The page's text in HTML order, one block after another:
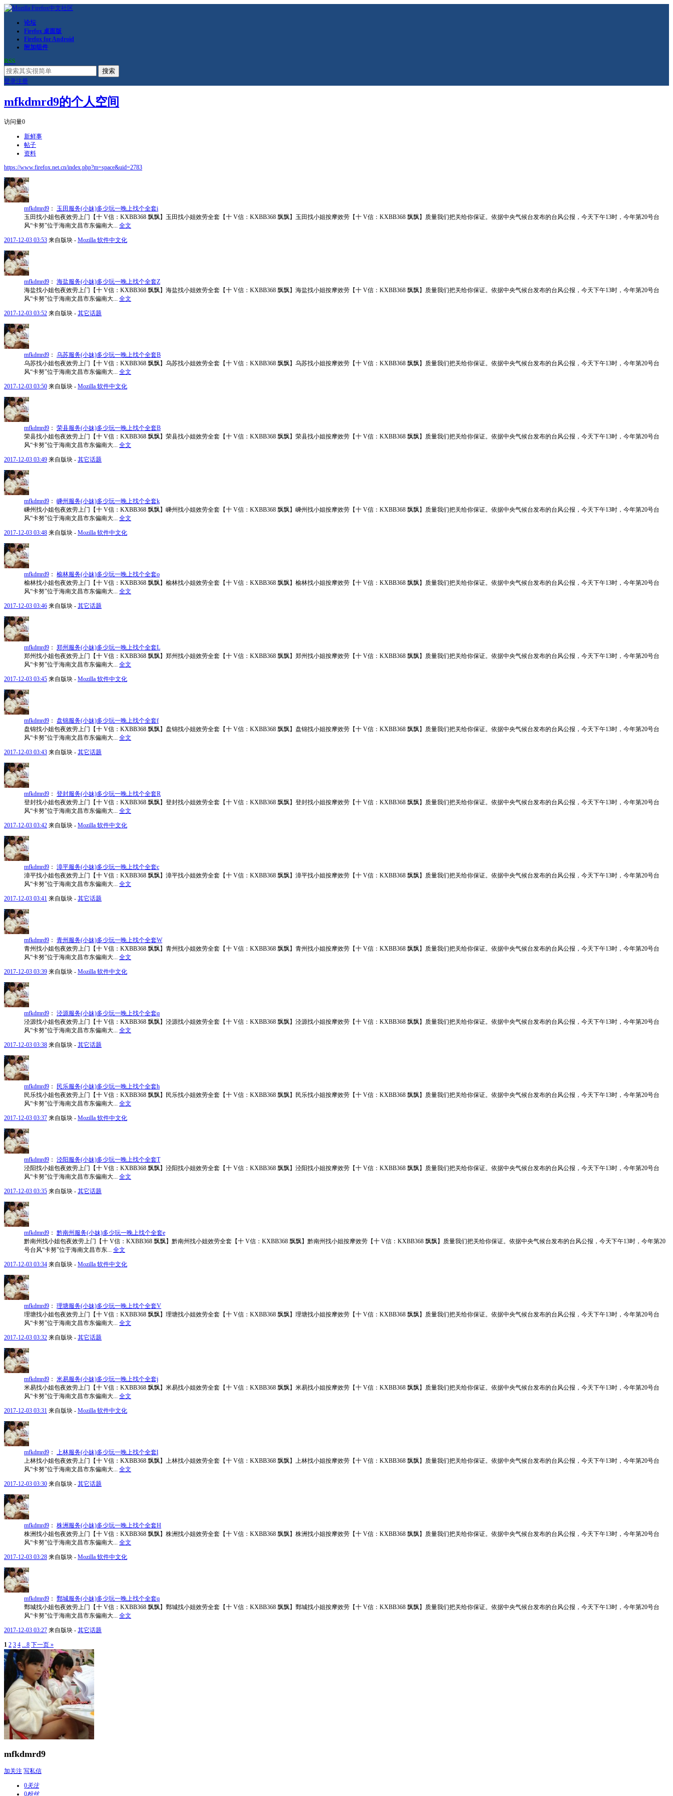
论坛
Firefox 桌面版
Firefox for Android
附加组件
RSS
搜索
登录注册
mfkdmrd9的个人空间
访问量0
新鲜事
帖子
资料
https://www.firefox.net.cn/index.php?m=space&uid=2783
mfkdmrd9 ： 玉田服务(小妹)多少玩一晚上找个全套i
玉田找小姐包夜效劳上门【十 V信：KXBB368 飘飘】玉田找小姐效劳全套【十 V信：KXBB368 飘飘】玉田找小姐按摩效劳【十 V信：KXBB368 飘飘】质量我们把关给你保证。依据中央气候台发布的台风公报，今天下午13时，今年第20号台
风“卡努”位于海南文昌市东偏南大... 全文
2017-12-03 03:53 来自版块 - Mozilla 软件中文化
mfkdmrd9 ： 海盐服务(小妹)多少玩一晚上找个全套Z
海盐找小姐包夜效劳上门【十 V信：KXBB368 飘飘】海盐找小姐效劳全套【十 V信：KXBB368 飘飘】海盐找小姐按摩效劳【十 V信：KXBB368 飘飘】质量我们把关给你保证。依据中央气候台发布的台风公报，今天下午13时，今年第20号台
风“卡努”位于海南文昌市东偏南大... 全文
2017-12-03 03:52 来自版块 - 其它话题
mfkdmrd9 ： 乌苏服务(小妹)多少玩一晚上找个全套B
乌苏找小姐包夜效劳上门【十 V信：KXBB368 飘飘】乌苏找小姐效劳全套【十 V信：KXBB368 飘飘】乌苏找小姐按摩效劳【十 V信：KXBB368 飘飘】质量我们把关给你保证。依据中央气候台发布的台风公报，今天下午13时，今年第20号台
风“卡努”位于海南文昌市东偏南大... 全文
2017-12-03 03:50 来自版块 - Mozilla 软件中文化
mfkdmrd9 ： 荣县服务(小妹)多少玩一晚上找个全套B
荣县找小姐包夜效劳上门【十 V信：KXBB368 飘飘】荣县找小姐效劳全套【十 V信：KXBB368 飘飘】荣县找小姐按摩效劳【十 V信：KXBB368 飘飘】质量我们把关给你保证。依据中央气候台发布的台风公报，今天下午13时，今年第20号台
风“卡努”位于海南文昌市东偏南大... 全文
2017-12-03 03:49 来自版块 - 其它话题
mfkdmrd9 ： 嵊州服务(小妹)多少玩一晚上找个全套k
嵊州找小姐包夜效劳上门【十 V信：KXBB368 飘飘】嵊州找小姐效劳全套【十 V信：KXBB368 飘飘】嵊州找小姐按摩效劳【十 V信：KXBB368 飘飘】质量我们把关给你保证。依据中央气候台发布的台风公报，今天下午13时，今年第20号台
风“卡努”位于海南文昌市东偏南大... 全文
2017-12-03 03:48 来自版块 - Mozilla 软件中文化
mfkdmrd9 ： 榆林服务(小妹)多少玩一晚上找个全套o
榆林找小姐包夜效劳上门【十 V信：KXBB368 飘飘】榆林找小姐效劳全套【十 V信：KXBB368 飘飘】榆林找小姐按摩效劳【十 V信：KXBB368 飘飘】质量我们把关给你保证。依据中央气候台发布的台风公报，今天下午13时，今年第20号台
风“卡努”位于海南文昌市东偏南大... 全文
2017-12-03 03:46 来自版块 - 其它话题
mfkdmrd9 ： 郑州服务(小妹)多少玩一晚上找个全套L
郑州找小姐包夜效劳上门【十 V信：KXBB368 飘飘】郑州找小姐效劳全套【十 V信：KXBB368 飘飘】郑州找小姐按摩效劳【十 V信：KXBB368 飘飘】质量我们把关给你保证。依据中央气候台发布的台风公报，今天下午13时，今年第20号台
风“卡努”位于海南文昌市东偏南大... 全文
2017-12-03 03:45 来自版块 - Mozilla 软件中文化
mfkdmrd9 ： 盘锦服务(小妹)多少玩一晚上找个全套f
盘锦找小姐包夜效劳上门【十 V信：KXBB368 飘飘】盘锦找小姐效劳全套【十 V信：KXBB368 飘飘】盘锦找小姐按摩效劳【十 V信：KXBB368 飘飘】质量我们把关给你保证。依据中央气候台发布的台风公报，今天下午13时，今年第20号台
风“卡努”位于海南文昌市东偏南大... 全文
2017-12-03 03:43 来自版块 - 其它话题
mfkdmrd9 ： 登封服务(小妹)多少玩一晚上找个全套R
登封找小姐包夜效劳上门【十 V信：KXBB368 飘飘】登封找小姐效劳全套【十 V信：KXBB368 飘飘】登封找小姐按摩效劳【十 V信：KXBB368 飘飘】质量我们把关给你保证。依据中央气候台发布的台风公报，今天下午13时，今年第20号台
风“卡努”位于海南文昌市东偏南大... 全文
2017-12-03 03:42 来自版块 - Mozilla 软件中文化
mfkdmrd9 ： 漳平服务(小妹)多少玩一晚上找个全套c
漳平找小姐包夜效劳上门【十 V信：KXBB368 飘飘】漳平找小姐效劳全套【十 V信：KXBB368 飘飘】漳平找小姐按摩效劳【十 V信：KXBB368 飘飘】质量我们把关给你保证。依据中央气候台发布的台风公报，今天下午13时，今年第20号台
风“卡努”位于海南文昌市东偏南大... 全文
2017-12-03 03:41 来自版块 - 其它话题
mfkdmrd9 ： 青州服务(小妹)多少玩一晚上找个全套W
青州找小姐包夜效劳上门【十 V信：KXBB368 飘飘】青州找小姐效劳全套【十 V信：KXBB368 飘飘】青州找小姐按摩效劳【十 V信：KXBB368 飘飘】质量我们把关给你保证。依据中央气候台发布的台风公报，今天下午13时，今年第20号台
风“卡努”位于海南文昌市东偏南大... 全文
2017-12-03 03:39 来自版块 - Mozilla 软件中文化
mfkdmrd9 ： 泾源服务(小妹)多少玩一晚上找个全套q
泾源找小姐包夜效劳上门【十 V信：KXBB368 飘飘】泾源找小姐效劳全套【十 V信：KXBB368 飘飘】泾源找小姐按摩效劳【十 V信：KXBB368 飘飘】质量我们把关给你保证。依据中央气候台发布的台风公报，今天下午13时，今年第20号台
风“卡努”位于海南文昌市东偏南大... 全文
2017-12-03 03:38 来自版块 - 其它话题
mfkdmrd9 ：
民乐服务(小妹)多少玩一晚上找个全套h
民乐找小姐包夜效劳上门【十 V信：KXBB368 飘飘】民乐找小姐效劳全套【十 V信：KXBB368 飘飘】民乐找小姐按摩效劳【十 V信：KXBB368 飘飘】质量我们把关给你保证。依据中央气候台发布的台风公报，今天下午13时，今年第20号台
风“卡努”位于海南文昌市东偏南大... 全文
2017-12-03 03:37 来自版块 - Mozilla 软件中文化
mfkdmrd9 ： 泾阳服务(小妹)多少玩一晚上找个全套T
泾阳找小姐包夜效劳上门【十 V信：KXBB368 飘飘】泾阳找小姐效劳全套【十 V信：KXBB368 飘飘】泾阳找小姐按摩效劳【十 V信：KXBB368 飘飘】质量我们把关给你保证。依据中央气候台发布的台风公报，今天下午13时，今年第20号台
风“卡努”位于海南文昌市东偏南大... 全文
2017-12-03 03:35 来自版块 - 其它话题
mfkdmrd9 ： 黔南州服务(小妹)多少玩一晚上找个全套e
黔南州找小姐包夜效劳上门【十 V信：KXBB368 飘飘】黔南州找小姐效劳全套【十 V信：KXBB368 飘飘】黔南州找小姐按摩效劳【十 V信：KXBB368 飘飘】质量我们把关给你保证。依据中央气候台发布的台风公报，今天下午13时，今年第20
号台风“卡努”位于海南文昌市东... 全文
2017-12-03 03:34 来自版块 - Mozilla 软件中文化
mfkdmrd9 ： 理塘服务(小妹)多少玩一晚上找个全套V
理塘找小姐包夜效劳上门【十 V信：KXBB368 飘飘】理塘找小姐效劳全套【十 V信：KXBB368 飘飘】理塘找小姐按摩效劳【十 V信：KXBB368 飘飘】质量我们把关给你保证。依据中央气候台发布的台风公报，今天下午13时，今年第20号台
风“卡努”位于海南文昌市东偏南大... 全文
2017-12-03 03:32 来自版块 - 其它话题
mfkdmrd9 ： 米易服务(小妹)多少玩一晚上找个全套j
米易找小姐包夜效劳上门【十 V信：KXBB368 飘飘】米易找小姐效劳全套【十 V信：KXBB368 飘飘】米易找小姐按摩效劳【十 V信：KXBB368 飘飘】质量我们把关给你保证。依据中央气候台发布的台风公报，今天下午13时，今年第20号台
风“卡努”位于海南文昌市东偏南大... 全文
2017-12-03 03:31 来自版块 - Mozilla 软件中文化
mfkdmrd9 ： 上林服务(小妹)多少玩一晚上找个全套l
上林找小姐包夜效劳上门【十 V信：KXBB368 飘飘】上林找小姐效劳全套【十 V信：KXBB368 飘飘】上林找小姐按摩效劳【十 V信：KXBB368 飘飘】质量我们把关给你保证。依据中央气候台发布的台风公报，今天下午13时，今年第20号台
风“卡努”位于海南文昌市东偏南大... 全文
2017-12-03 03:30 来自版块 - 其它话题
mfkdmrd9 ： 株洲服务(小妹)多少玩一晚上找个全套H
株洲找小姐包夜效劳上门【十 V信：KXBB368 飘飘】株洲找小姐效劳全套【十 V信：KXBB368 飘飘】株洲找小姐按摩效劳【十 V信：KXBB368 飘飘】质量我们把关给你保证。依据中央气候台发布的台风公报，今天下午13时，今年第20号台
风“卡努”位于海南文昌市东偏南大... 全文
2017-12-03 03:28 来自版块 - Mozilla 软件中文化
mfkdmrd9 ： 鄄城服务(小妹)多少玩一晚上找个全套q
鄄城找小姐包夜效劳上门【十 V信：KXBB368 飘飘】鄄城找小姐效劳全套【十 V信：KXBB368 飘飘】鄄城找小姐按摩效劳【十 V信：KXBB368 飘飘】质量我们把关给你保证。依据中央气候台发布的台风公报，今天下午13时，今年第20号台
风“卡努”位于海南文昌市东偏南大... 全文
2017-12-03 03:27 来自版块 - 其它话题
1 2 3 4 ...8 下一页 »
mfkdmrd9
加关注 写私信
0关注
0粉丝